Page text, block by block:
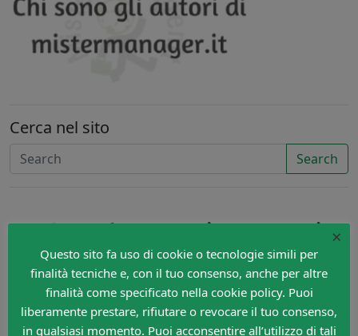
Cerca nel sito
Search
×
Questo sito fa uso di cookie o tecnologie simili per
finalità tecniche e, con il tuo consenso, anche per altre
finalità come specificato nella cookie policy. Puoi
liberamente prestare, rifiutare o revocare il tuo consenso,
in qualsiasi momento. Puoi acconsentire all’utilizzo di tali